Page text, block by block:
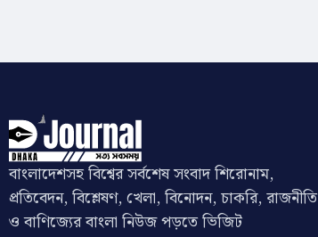
বাংলাদেশসহ বিশ্বের সর্বশেষ সংবাদ শিরোনাম,
প্রতিবেদন, বিশ্লেষণ, খেলা, বিনোদন, চাকরি, রাজনীতি
ও বাণিজ্যের বাংলা নিউজ পড়তে ভিজিট